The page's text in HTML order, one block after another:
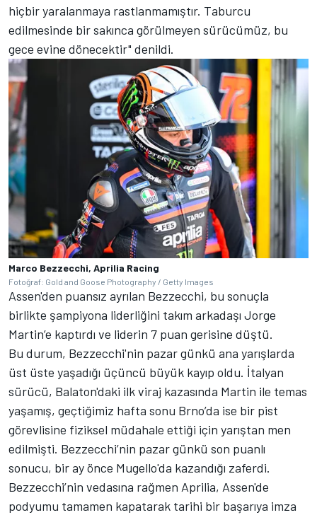
hiçbir yaralanmaya rastlanmamıştır. Taburcu
edilmesinde bir sakınca görülmeyen sürücümüz, bu
gece evine dönecektir" denildi.
Marco Bezzecchi, Aprilia Racing
Fotoğraf: Gold and Goose Photography / Getty Images
Assen'den puansız ayrılan Bezzecchi, bu sonuçla
birlikte şampiyona liderliğini takım arkadaşı Jorge
Martin’e kaptırdı ve liderin 7 puan gerisine düştü.
Bu durum, Bezzecchi'nin pazar günkü ana yarışlarda
üst üste yaşadığı üçüncü büyük kayıp oldu. İtalyan
sürücü, Balaton'daki ilk viraj kazasında Martin ile temas
yaşamış, geçtiğimiz hafta sonu Brno’da ise bir pist
görevlisine fiziksel müdahale ettiği için yarıştan men
edilmişti. Bezzecchi’nin pazar günkü son puanlı
sonucu, bir ay önce Mugello'da kazandığı zaferdi.
Bezzecchi’nin vedasına rağmen Aprilia, Assen'de
podyumu tamamen kapatarak tarihi bir başarıya imza